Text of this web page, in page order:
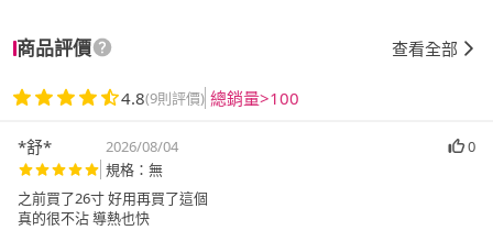
商品評價 查看全部
4.8(9則評價) 總銷量>100
*舒* 2026/08/04
0
規格：無
之前買了26寸 好用再買了這個
真的很不沾 導熱也快